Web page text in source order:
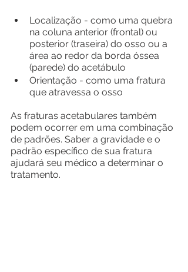
Localização - como uma quebra
na coluna anterior (frontal) ou
posterior (traseira) do osso ou a
área ao redor da borda óssea
(parede) do acetábulo
Orientação - como uma fratura
que atravessa o osso
As fraturas acetabulares também
podem ocorrer em uma combinação
de padrões. Saber a gravidade e o
padrão específico de sua fratura
ajudará seu médico a determinar o
tratamento.